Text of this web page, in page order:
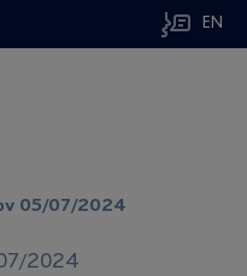
EN
05/07/2024
2024